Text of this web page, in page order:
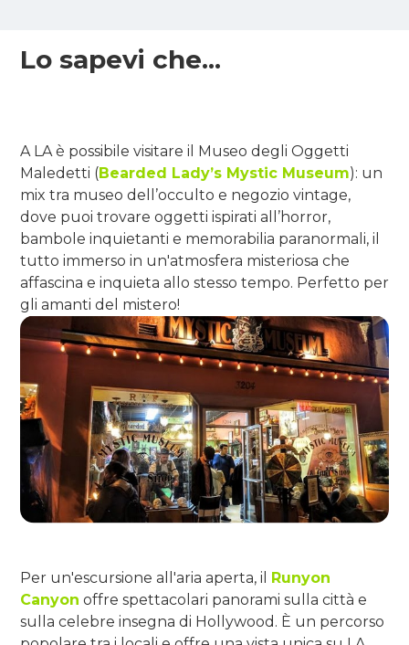
Lo sapevi che...
A LA è possibile visitare il Museo degli Oggetti
Maledetti (Bearded Lady’s Mystic Museum): un
mix tra museo dell’occulto e negozio vintage,
dove puoi trovare oggetti ispirati all’horror,
bambole inquietanti e memorabilia paranormali, il
tutto immerso in un'atmosfera misteriosa che
affascina e inquieta allo stesso tempo. Perfetto per
gli amanti del mistero!
Per un'escursione all'aria aperta, il Runyon
Canyon offre spettacolari panorami sulla città e
sulla celebre insegna di Hollywood. È un percorso